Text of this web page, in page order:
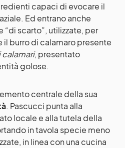
capaci di evocare il
Ed entrano anche
scarto”, utilizzate, per
burro di calamaro presente
, presentato
golose.
centrale della sua
. Pascucci punta alla
locale e alla tutela della
in tavola specie meno
in linea con una cucina